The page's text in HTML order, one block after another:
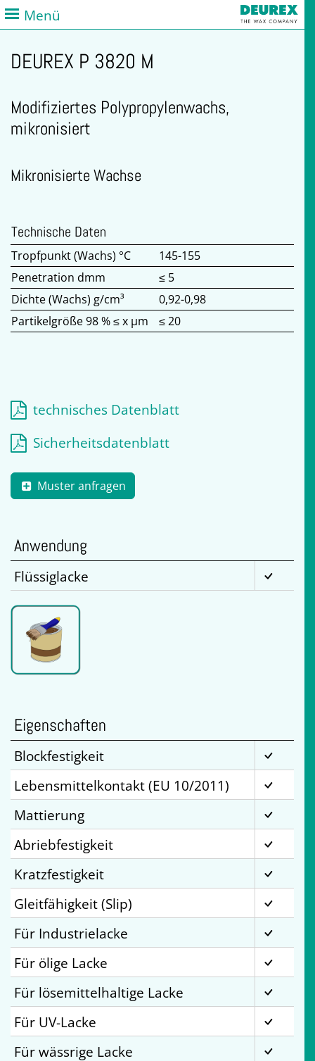
Menü
DEUREX P 3820 M
Modifiziertes Polypropylenwachs,
mikronisiert
Mikronisierte Wachse
Technische Daten
Tropfpunkt (Wachs) °C
145-155
Penetration dmm
≤ 5
Dichte (Wachs) g/cm³
0,92-0,98
Partikelgröße 98 % ≤ x µm
≤ 20
technisches Datenblatt
Sicherheitsdatenblatt
Muster anfragen
Anwendung
Flüssiglacke
Eigenschaften
Blockfestigkeit
Lebensmittelkontakt (EU 10/2011)
Mattierung
Abriebfestigkeit
Kratzfestigkeit
Gleitfähigkeit (Slip)
Für Industrielacke
Für ölige Lacke
Für lösemittelhaltige Lacke
Für UV-Lacke
Für wässrige Lacke